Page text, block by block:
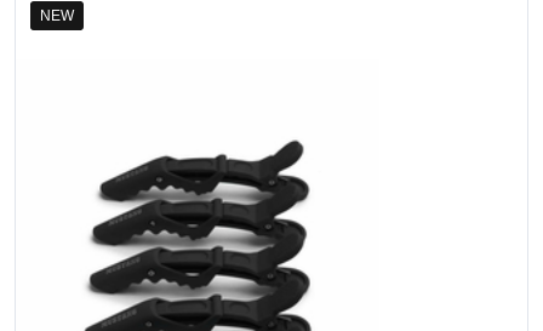
NEW